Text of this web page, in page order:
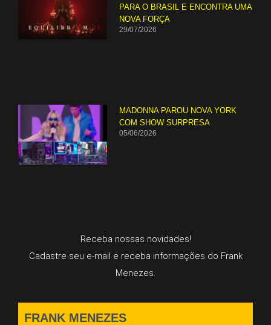
PARA O BRASIL E ENCONTRA UMA
NOVA FORÇA
29/07/2026
MADONNA PAROU NOVA YORK
COM SHOW SURPRESA
05/06/2026
Receba nossas novidades!
Cadastre seu e-mail e receba informações do Frank
Menezes.
FRANK MENEZES